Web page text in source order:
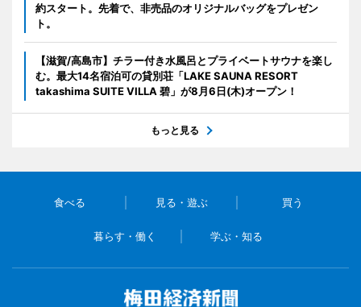
約スタート。先着で、非売品のオリジナルバッグをプレゼン
ト。
【滋賀/高島市】チラー付き水風呂とプライベートサウナを楽し
む。最大14名宿泊可の貸別荘「LAKE SAUNA RESORT
takashima SUITE VILLA 碧」が8月6日(木)オープン！
もっと見る
食べる 見る・遊ぶ 買う
暮らす・働く 学ぶ・知る